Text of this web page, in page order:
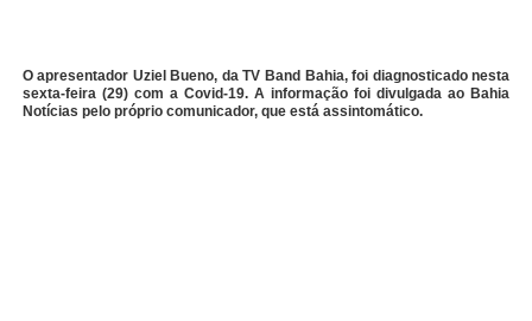
O apresentador Uziel Bueno, da TV Band Bahia, foi diagnosticado nesta
sexta-feira (29) com a Covid-19. A informação foi divulgada ao Bahia
Notícias pelo próprio comunicador, que está assintomático.